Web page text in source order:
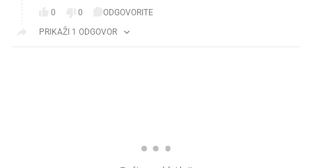
0 0
ODGOVORITE
PRIKAŽI 1 ODGOVOR